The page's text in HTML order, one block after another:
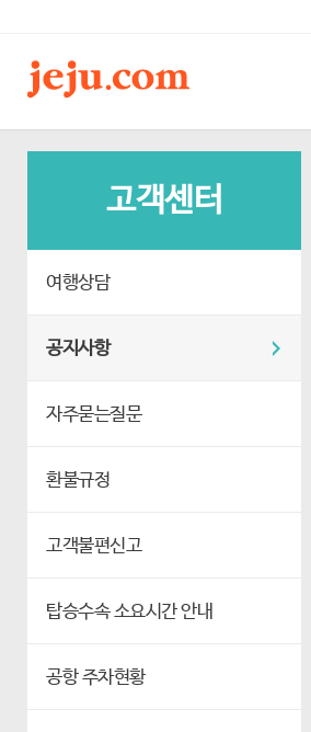
고객센터
여행상담
공지사항
자주묻는질문
환불규정
고객불편신고
탑승수속 소요시간 안내
공항 주차현황